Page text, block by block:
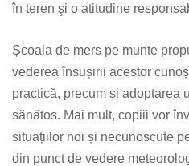
în teren şi o atitudine
Școala de mers pe munte
vederea însușirii acestor
practică, precum și adoptarea
sănătos. Mai mult, copiii vor
situațiilor noi și necunoscute
din punct de vedere